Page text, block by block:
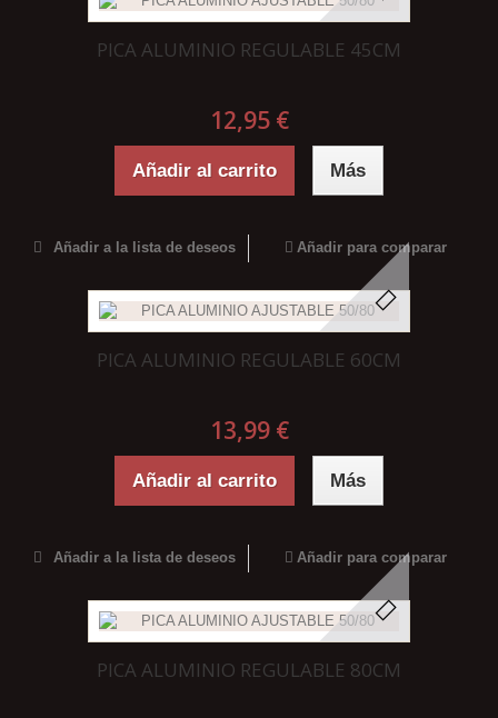
PICA ALUMINIO REGULABLE 45CM
12,95 €
Añadir al carrito Más
Añadir a la lista de deseos Añadir para comparar
PICA ALUMINIO REGULABLE 60CM
13,99 €
Añadir al carrito Más
Añadir a la lista de deseos Añadir para comparar
PICA ALUMINIO REGULABLE 80CM